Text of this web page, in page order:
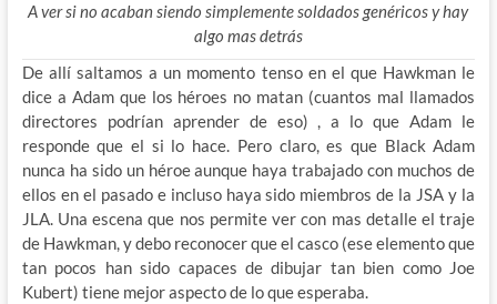
A ver si no acaban siendo simplemente soldados genéricos y hay
algo mas detrás
De allí saltamos a un momento tenso en el que Hawkman le
dice a Adam que los héroes no matan (cuantos mal llamados
directores podrían aprender de eso) , a lo que Adam le
responde que el si lo hace. Pero claro, es que Black Adam
nunca ha sido un héroe aunque haya trabajado con muchos de
ellos en el pasado e incluso haya sido miembros de la JSA y la
JLA. Una escena que nos permite ver con mas detalle el traje
de Hawkman, y debo reconocer que el casco (ese elemento que
tan pocos han sido capaces de dibujar tan bien como Joe
Kubert) tiene mejor aspecto de lo que esperaba.